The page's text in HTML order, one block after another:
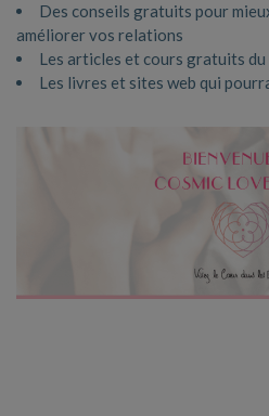
Des conseils gratuits pour
améliorer vos relations
Les articles et cours gratuits du
Les livres et sites web qui